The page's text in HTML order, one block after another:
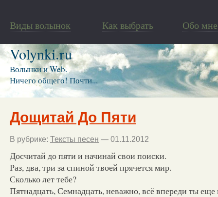
Виды волынок Как выбрать Обо мне
Volynki.ru
Волынки и Web.
Ничего общего! Почти...
Дощитай До Пяти
В рубрике: Тексты песен — 01.11.2012
Досчитай до пяти и начинай свои поиски.
Раз, два, три за спиной твоей прячется мир.
Сколько лет тебе?
Пятнадцать, Семнадцать, неважно, всё впереди ты еще